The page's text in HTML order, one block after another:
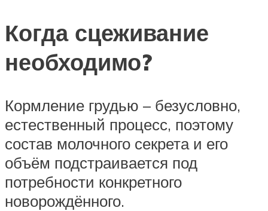
Когда сцеживание
необходимо?
Кормление грудью – безусловно,
естественный процесс, поэтому
состав молочного секрета и его
объём подстраивается под
потребности конкретного
новорождённого.